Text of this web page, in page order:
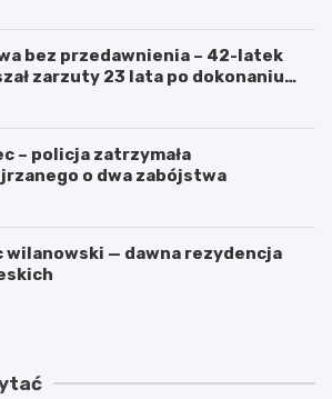
bez przedawnienia – 42-latek
zarzuty 23 lata po dokonaniu
– policja zatrzymała
o dwa zabójstwa
wilanowski — dawna rezydencja